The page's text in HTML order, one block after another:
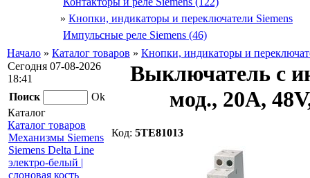
» Кнопки, индикаторы и переключатели Siemens
Импульсные реле Siemens (46)
Начало » Каталог товаров » Кнопки, индикаторы и
Сегодня 07-08-2026
18:41
Поиск
Ok
Каталог
Каталог товаров
Механизмы Siemens
Siemens Delta Line
электро-белый |
слоновая кость
Выключатель с
мод., 20А,
Код: 5TE81013